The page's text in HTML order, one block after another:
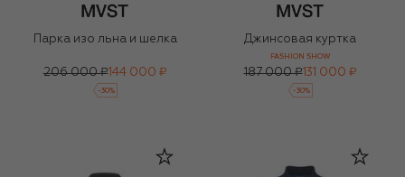
Парка изо льна и шелка
206 000 ₽144 000 ₽
-30%
Джинсовая куртка
FASHION SHOW
187 000 ₽131 000 ₽
-30%